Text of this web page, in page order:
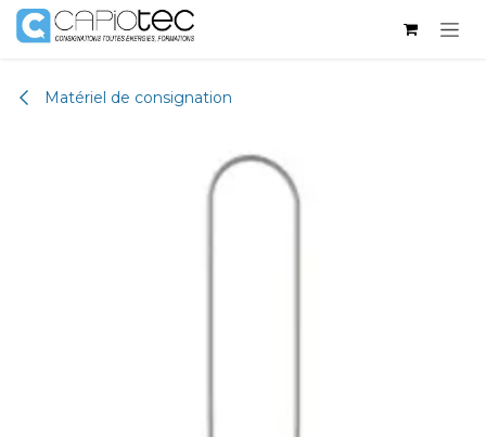
Se rendre au contenu
Matériel de consignation